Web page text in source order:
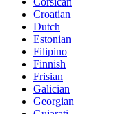
Croatian
Dutch
Estonian
Filipino
Finnish
Frisian
Galician
Georgian